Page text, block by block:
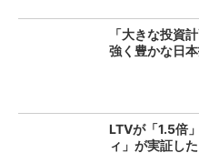
「大きな投資
強く豊かな日
LTVが「1.5倍
ィ」が実証し